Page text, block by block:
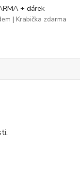
+ dárek
| Krabička zdarma